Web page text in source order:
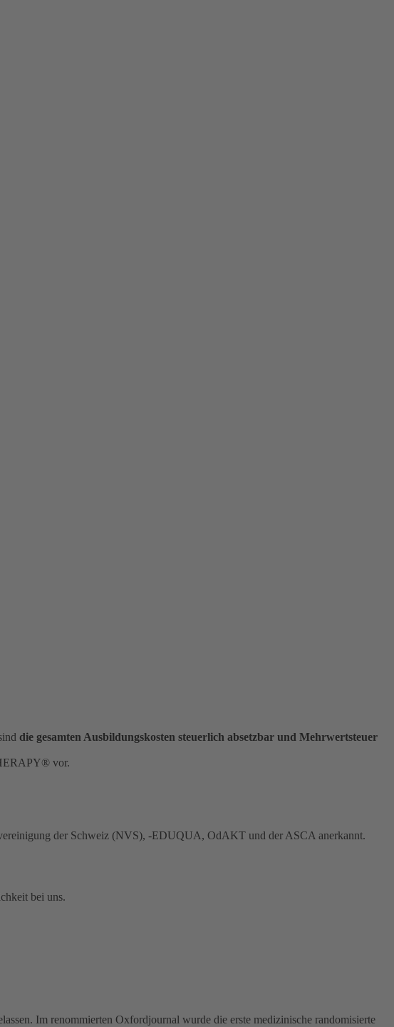
die gesamten Ausbildungskosten steuerlich absetzbar und Mehrwertsteuer
vor.
der Schweiz (NVS), -EDUQUA, OdAKT und der ASCA anerkannt.
bei uns.
Im renommierten Oxfordjournal wurde die erste medizinische randomisierte